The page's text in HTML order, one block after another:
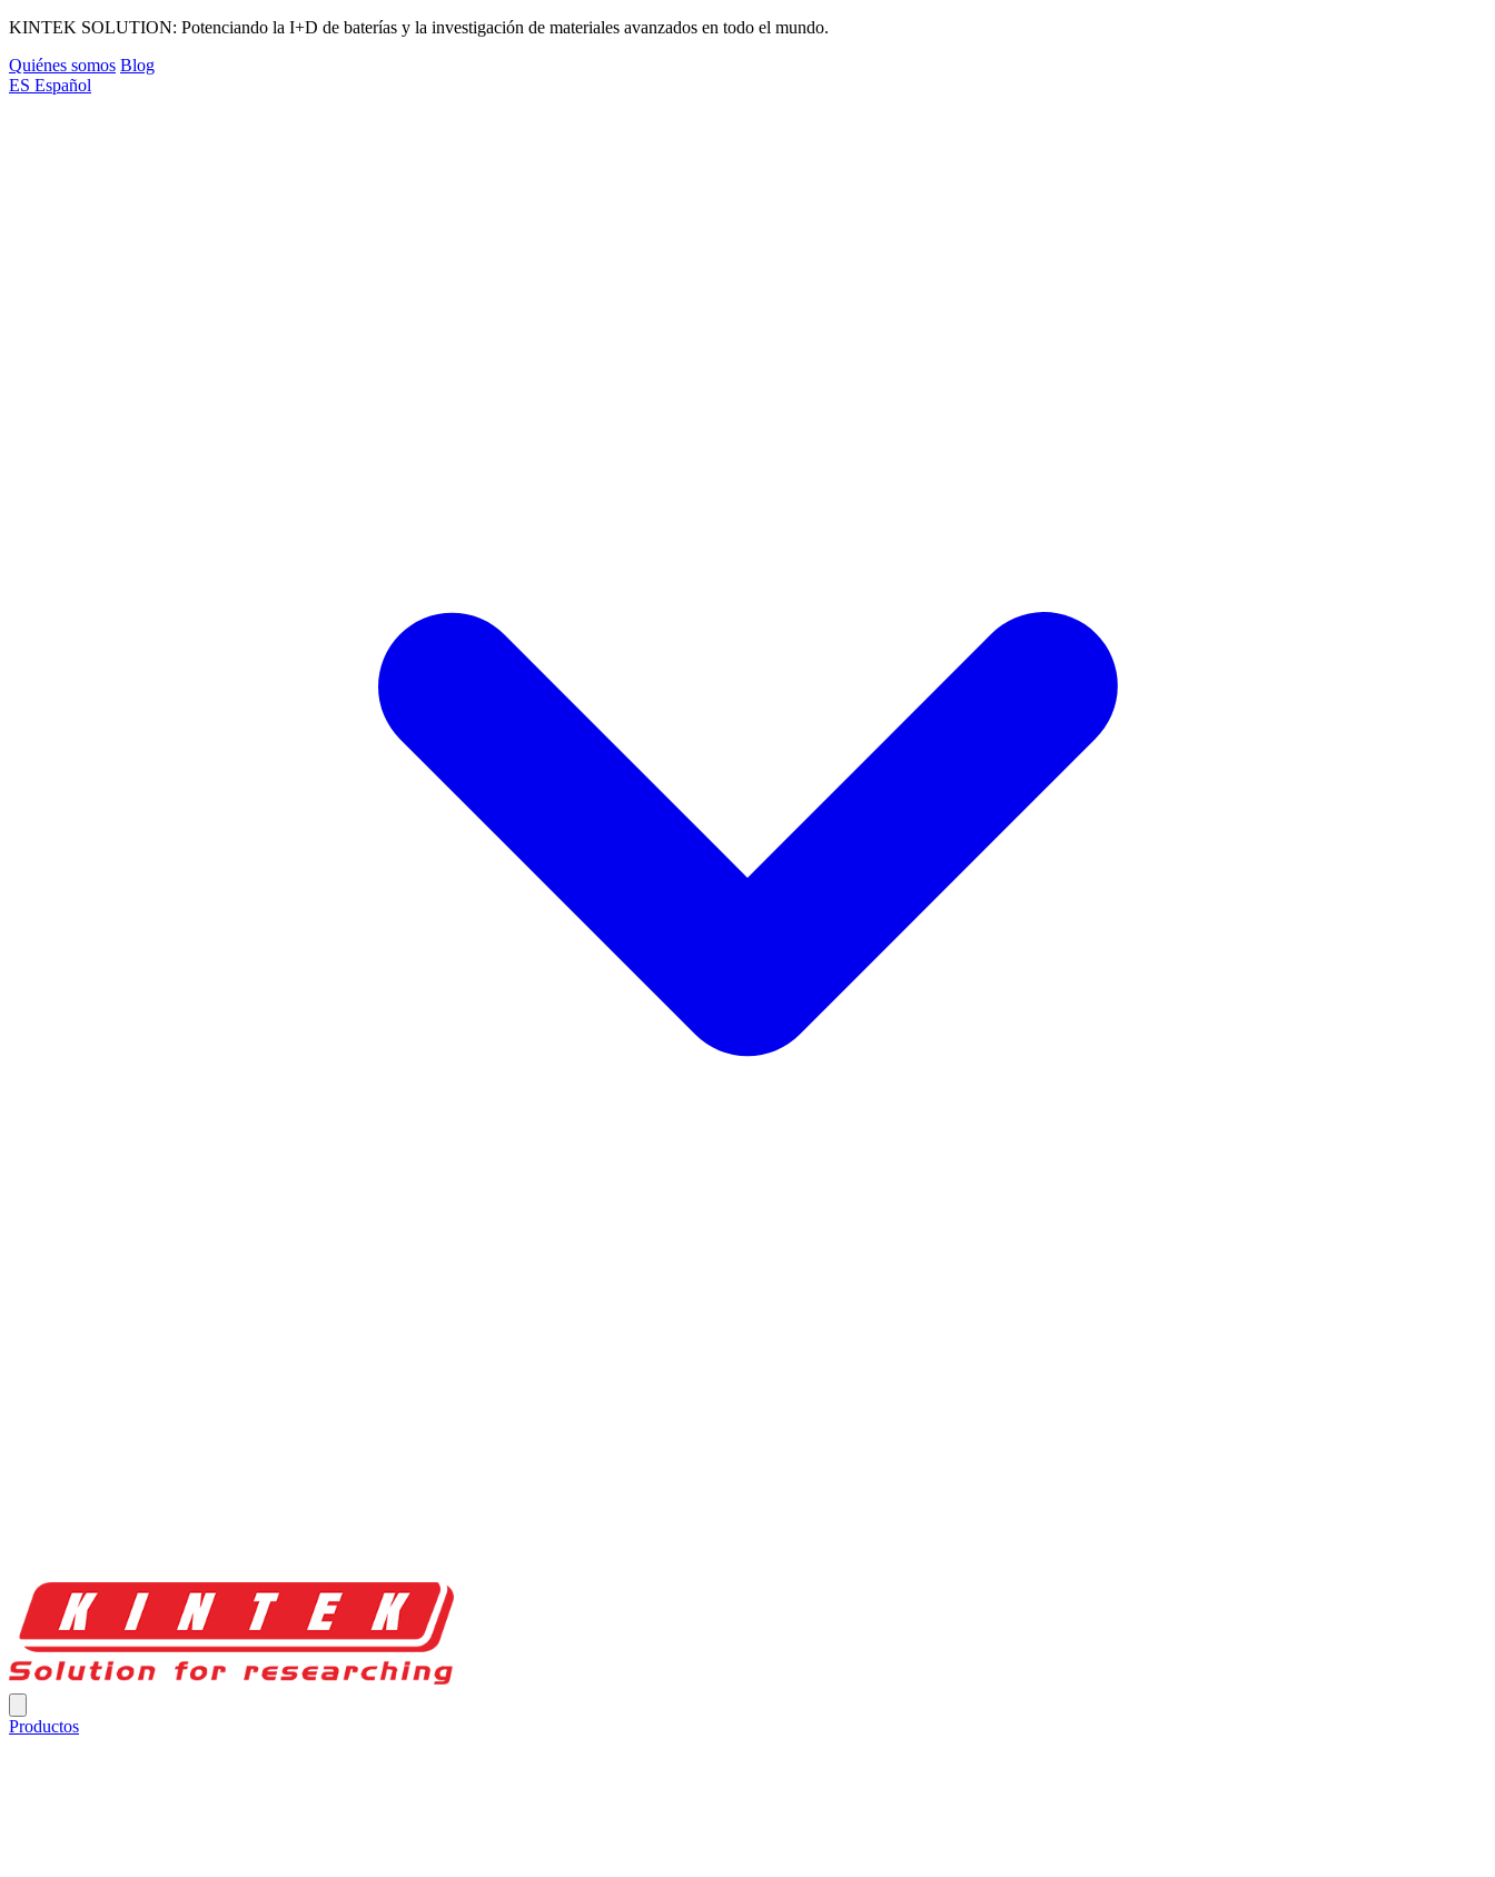
KINTEK SOLUTION: Potenciando la I+D de baterías y la investigación de materiales avanzados en todo el mundo.
Quiénes somos Blog
ES Español
Productos